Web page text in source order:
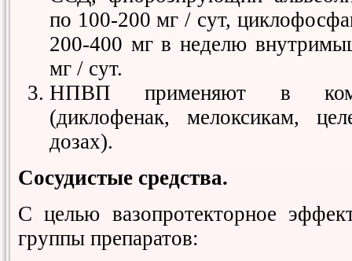
по 100-200 мг / сут,
200-400 мг в неделю
мг / сут.
НПВП применяют в
(диклофенак, мелоксикам,
дозах).
Сосудистые средства.
С целью вазопротекторное
группы препаратов: